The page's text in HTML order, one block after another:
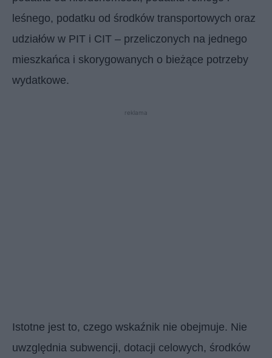
leśnego, podatku od środków transportowych oraz
udziałów w PIT i CIT – przeliczonych na jednego
mieszkańca i skorygowanych o bieżące potrzeby
wydatkowe.
reklama
Istotne jest to, czego wskaźnik nie obejmuje. Nie
uwzględnia subwencji, dotacji celowych, środków